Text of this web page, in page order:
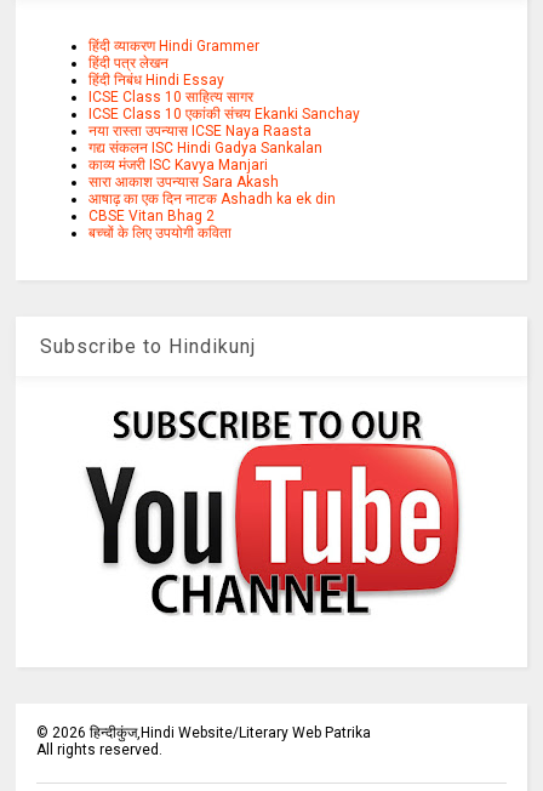
हिंदी व्याकरण Hindi Grammer
हिंदी पत्र लेखन
हिंदी निबंध Hindi Essay
ICSE Class 10 साहित्य सागर
ICSE Class 10 एकांकी संचय Ekanki Sanchay
नया रास्ता उपन्यास ICSE Naya Raasta
गद्य संकलन ISC Hindi Gadya Sankalan
काव्य मंजरी ISC Kavya Manjari
सारा आकाश उपन्यास Sara Akash
आषाढ़ का एक दिन नाटक Ashadh ka ek din
CBSE Vitan Bhag 2
बच्चों के लिए उपयोगी कविता
Subscribe to Hindikunj
©2026 हिन्दीकुंज,Hindi Website/Literary Web Patrika
All rights reserved.